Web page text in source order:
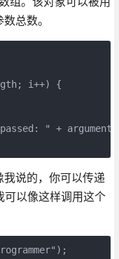
总数。
i++) {
" +
说的，你可以传递
以像这样调用这个